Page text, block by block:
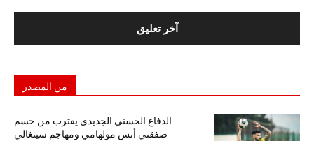
من المصدر
الدفاع الحسني الجديدي يقترب من حسم
صفقتي أنس مولهامي ومهاجم سينغالي